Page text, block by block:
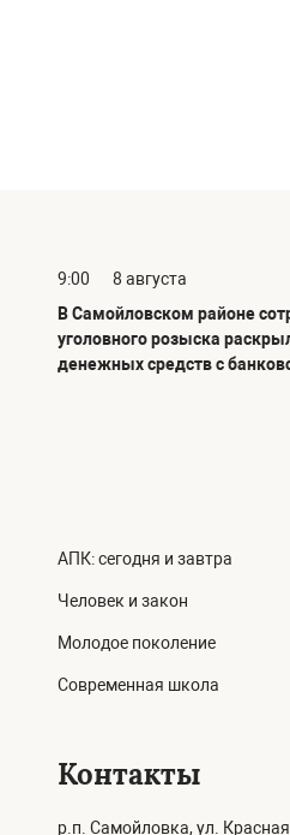
9:00
8 августа
В Самойловском районе
уголовного розыска
денежных средств с
АПК: сегодня и завтра
Человек и закон
Молодое поколение
Современная школа
Контакты
р.п. Самойловка, ул.